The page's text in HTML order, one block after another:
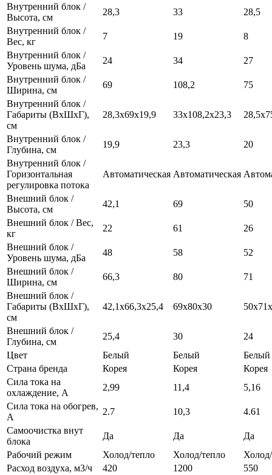
Внутренний блок /
Высота, см
28,3 33
28,5
Внутренний блок /
Вес, кг
7 19
8
Внутренний блок /
Уровень шума, дБа
24 34
27
Внутренний блок /
Ширина, см
69 108,2
75
Внутренний блок /
Габариты (ВхШхГ),
см
28,3x69x19,9 33x108,2x23,3
Внутренний блок /
Глубина, см
19,9 23,3
20
Внутренний блок /
Горизонтальная
регулировка потока
Автоматическая Автоматическая
Внешний блок /
Высота, см
42,1 69
50
Внешний блок / Вес,
кг
22 61
26
Внешний блок /
Уровень шума, дБа
48 58
52
Внешний блок /
Ширина, см
66,3 80
71
Внешний блок /
Габариты (ВхШхГ),
см
42,1х66,3х25,4 69х80х30
Внешний блок /
Глубина, см
25,4 30
24
Цвет
Белый Белый
Белый
Страна бренда
Корея Корея
Корея
Сила тока на
охлаждение, А
2,99 11,4
5,16
Сила тока на обогрев,
А
2.7 10,3
4.61
Самоочистка внут
блока
Да Да
Да
Рабочий режим
Холод/тепло Холод/тепло
Расход воздуха, м3/ч
420 1200
550